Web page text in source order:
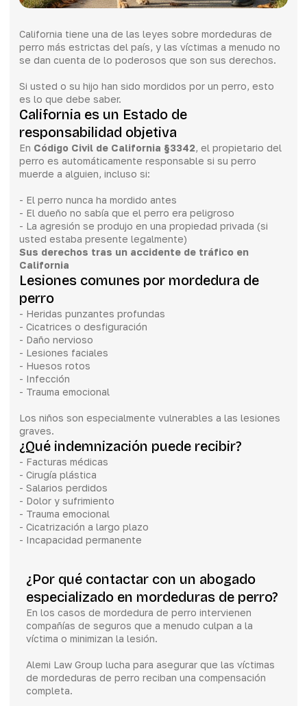
California tiene una de las leyes sobre mordeduras de
perro más estrictas del país, y las víctimas a menudo no
se dan cuenta de lo poderosos que son sus derechos.
Si usted o su hijo han sido mordidos por un perro, esto
es lo que debe saber.
California es un Estado de
responsabilidad objetiva
En Código Civil de California §3342, el propietario del
perro es automáticamente responsable si su perro
muerde a alguien, incluso si:
- El perro nunca ha mordido antes
- El dueño no sabía que el perro era peligroso
- La agresión se produjo en una propiedad privada (si
usted estaba presente legalmente)
Sus derechos tras un accidente de tráfico en
California
Lesiones comunes por mordedura de
perro
- Heridas punzantes profundas
- Cicatrices o desfiguración
- Daño nervioso
- Lesiones faciales
- Huesos rotos
- Infección
- Trauma emocional
Los niños son especialmente vulnerables a las lesiones
graves.
¿Qué indemnización puede recibir?
- Facturas médicas
- Cirugía plástica
- Salarios perdidos
- Dolor y sufrimiento
- Trauma emocional
- Cicatrización a largo plazo
- Incapacidad permanente
¿Por qué contactar con un abogado
especializado en mordeduras de perro?
En los casos de mordedura de perro intervienen
compañías de seguros que a menudo culpan a la
víctima o minimizan la lesión.
Alemi Law Group lucha para asegurar que las víctimas
de mordeduras de perro reciban una compensación
completa.